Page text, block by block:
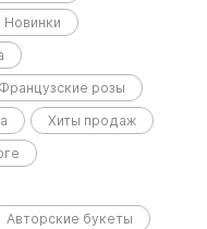
Новинки
Французские розы
Хиты продаж
Авторские букеты